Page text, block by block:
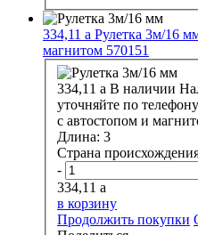
334,11 a Рулетка 3м/16
магнитом 570151
334,11 a В наличии
уточняйте по телефону
Длина: 3
Страна
-
334,11 a
в корзину
Продолжить покупки